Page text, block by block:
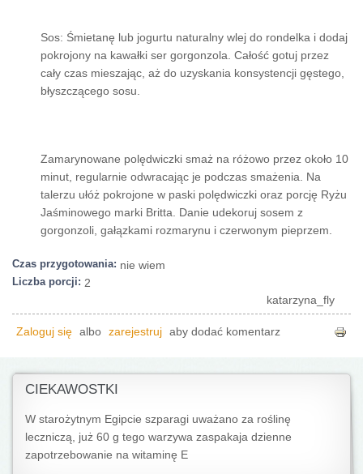
Sos: Śmietanę lub jogurtu naturalny wlej do rondelka i dodaj
pokrojony na kawałki ser gorgonzola. Całość gotuj przez
cały czas mieszając, aż do uzyskania konsystencji gęstego,
błyszczącego sosu.
Zamarynowane polędwiczki smaż na różowo przez około 10
minut, regularnie odwracając je podczas smażenia. Na
talerzu ułóż pokrojone w paski polędwiczki oraz porcję Ryżu
Jaśminowego marki Britta. Danie udekoruj sosem z
gorgonzoli, gałązkami rozmarynu i czerwonym pieprzem.
Czas przygotowania: nie wiem
Liczba porcji: 2
katarzyna_fly
Zaloguj się albo zarejestruj aby dodać komentarz
CIEKAWOSTKI
W starożytnym Egipcie szparagi uważano za roślinę
leczniczą, już 60 g tego warzywa zaspakaja dzienne
zapotrzebowanie na witaminę E